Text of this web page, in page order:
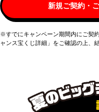
新規ご契約・
※すでにキャンペーン期間内にご契
ャンス宝くじ詳細」をご確認の上、